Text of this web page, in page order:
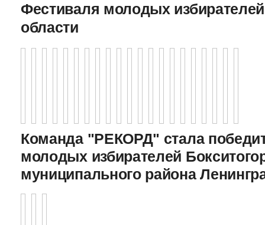
Фестиваля молодых
области
Команда "РЕКОРД" стала
молодых избирателей
муниципального района